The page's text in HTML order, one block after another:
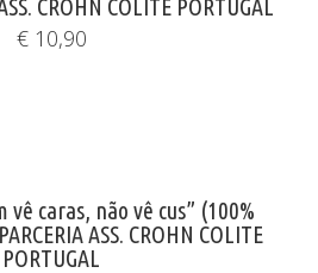
CROHN COLITE PORTUGAL
€10,90
vê caras, não vê cus” (100%
ASS. CROHN COLITE
PORTUGAL